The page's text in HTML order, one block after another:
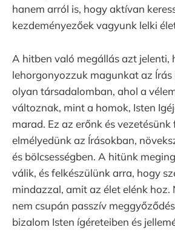
hanem arról is, hogy aktívan
kezdeményezőek vagyunk lelki
A hitben való megállás azt jelenti,
lehorgonyozzuk magunkat az
olyan társadalomban, ahol a
változnak, mint a homok, Isten
marad. Ez az erőnk és
elmélyedünk az Írásokban,
és bölcsességben. A hitünk
válik, és felkészülünk arra, hogy
mindazzal, amit az élet elénk hoz.
nem csupán passzív
bizalom Isten ígéreteiben és